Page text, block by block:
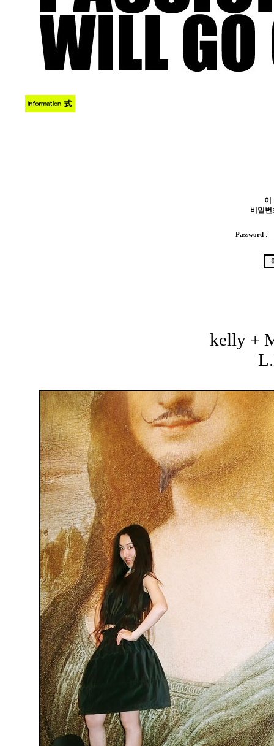
이
비밀
Password :
kelly +